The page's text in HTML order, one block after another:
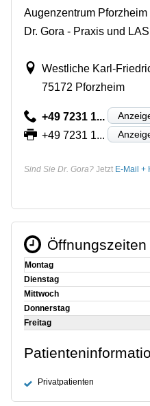
Augenzentrum
Dr. Gora - Praxis und
Westliche Karl-
75172 Pforzheim
+49 7231 1...
+49 7231 1...
Sind Sie Dr. Gora? Jetzt E-Mail +
Öffnungszeiten
Montag
Dienstag
Mittwoch
Donnerstag
Freitag
Privatpatienten